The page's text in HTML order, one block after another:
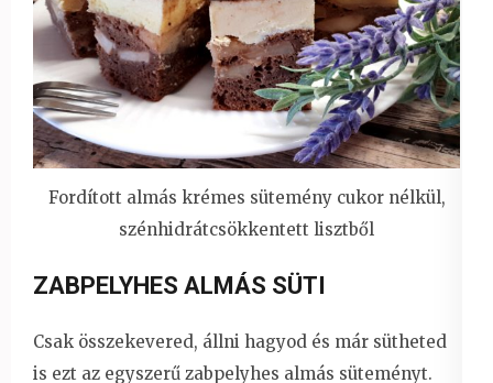
Fordított almás krémes sütemény cukor nélkül,
szénhidrátcsökkentett lisztből
ZABPELYHES ALMÁS SÜTI
Csak összekevered, állni hagyod és már sütheted
is ezt az egyszerű zabpelyhes almás süteményt.